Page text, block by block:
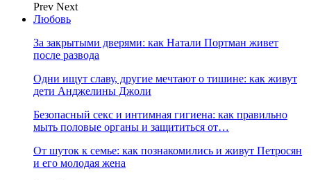
Prev Next
Любовь
За закрытыми дверями: как Натали Портман живет
после развода
Одни ищут славу, другие мечтают о тишине: как живут
дети Анджелины Джоли
Безопасный секс и интимная гигиена: как правильно
мыть половые органы и защититься от…
От шуток к семье: как познакомились и живут Петросян
и его молодая жена